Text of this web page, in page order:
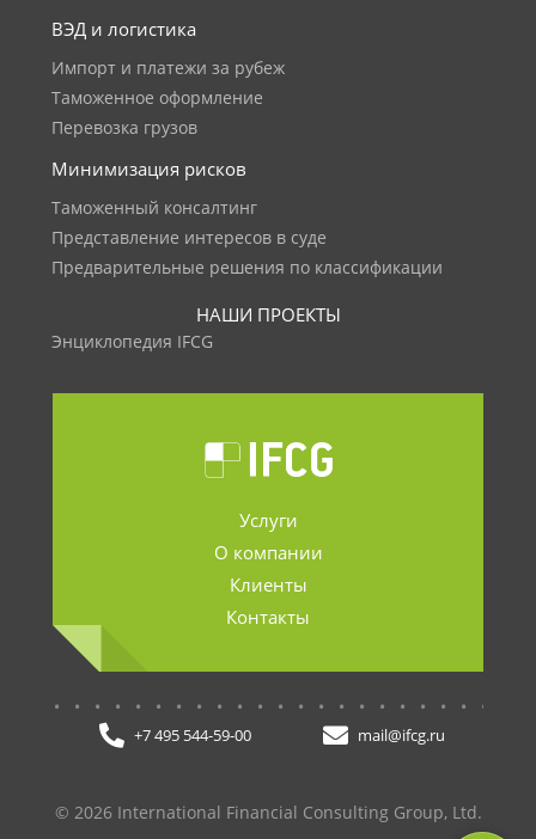
ВЭД и логистика
Импорт и платежи за рубеж
Таможенное оформление
Перевозка грузов
Минимизация рисков
Таможенный консалтинг
Представление интересов в суде
Предварительные решения по классификации
НАШИ ПРОЕКТЫ
Энциклопедия IFCG
Услуги
О компании
Клиенты
Контакты
+7 495 544-59-00 mail@ifcg.ru
© 2026 International Financial Consulting Group, Ltd.